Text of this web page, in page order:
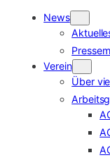
News
Verein
Über